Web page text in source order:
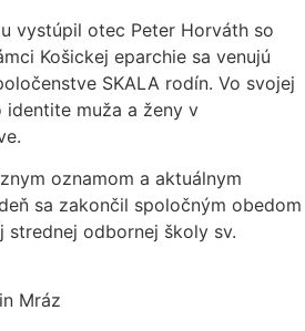
vystúpil otec Peter Horváth so
Košickej eparchie sa venujú
SKALA rodín. Vo svojej
identite muža a ženy v
oznamom a aktuálnym
sa zakončil spoločným obedom
odbornej školy sv.
Mráz